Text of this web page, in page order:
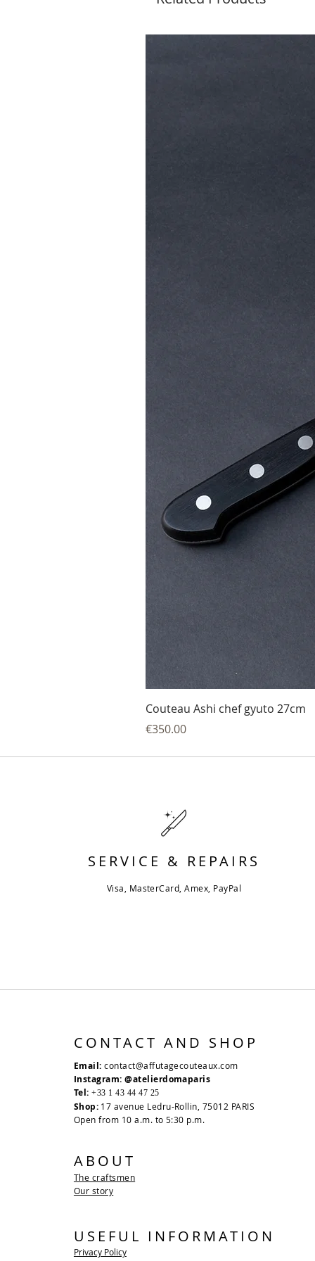
Couteau Ashi chef gyuto 27cm
Price
€350.00
SERVICE & REPAIRS
Visa, MasterCard, Amex, PayPal
CONTACT AND SHOP
Email: contact@affutagecouteaux.com
Instagram: @atelierdomaparis
Tel: +33 1 43 44 47 25
Shop: 17 avenue Ledru-Rollin, 75012 PARIS
Open from 10 a.m. to 5:30 p.m.
ABOUT
The craftsmen
Our story
USEFUL INFORMATION
Privacy Policy